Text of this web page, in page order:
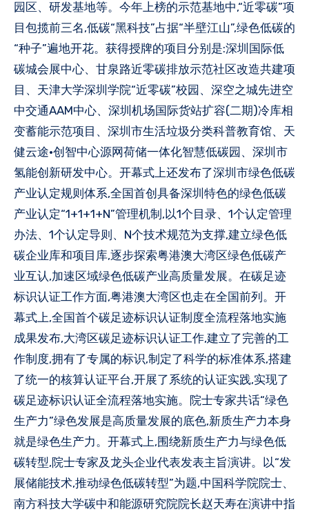
园区、研发基地等。今年上榜的示范基地中,“近零碳”项
目包揽前三名,低碳“黑科技”占据“半壁江山”,绿色低碳的
“种子”遍地开花。获得授牌的项目分别是:深圳国际低
碳城会展中心、甘泉路近零碳排放示范社区改造共建项
目、天津大学深圳学院“近零碳”校园、深空之城先进空
中交通AAM中心、深圳机场国际货站扩容(二期)冷库相
变蓄能示范项目、深圳市生活垃圾分类科普教育馆、天
健云途·创智中心源网荷储一体化智慧低碳园、深圳市
氢能创新研发中心。开幕式上还发布了深圳市绿色低碳
产业认定规则体系,全国首创具备深圳特色的绿色低碳
产业认定“1+1+1+N”管理机制,以1个目录、1个认定管理
办法、1个认定导则、N个技术规范为支撑,建立绿色低
碳企业库和项目库,逐步探索粤港澳大湾区绿色低碳产
业互认,加速区域绿色低碳产业高质量发展。在碳足迹
标识认证工作方面,粤港澳大湾区也走在全国前列。开
幕式上,全国首个碳足迹标识认证制度全流程落地实施
成果发布,大湾区碳足迹标识认证工作,建立了完善的工
作制度,拥有了专属的标识,制定了科学的标准体系,搭建
了统一的核算认证平台,开展了系统的认证实践,实现了
碳足迹标识认证全流程落地实施。院士专家共话“绿色
生产力”绿色发展是高质量发展的底色,新质生产力本身
就是绿色生产力。开幕式上,围绕新质生产力与绿色低
碳转型,院士专家及龙头企业代表发表主旨演讲。以“发
展储能技术,推动绿色低碳转型”为题,中国科学院院士、
南方科技大学碳中和能源研究院院长赵天寿在演讲中指